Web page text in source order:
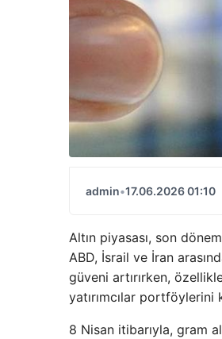
admin•17.06.2026 01:10
Altın piyasası, son
ABD, İsrail ve İran
güveni artırırken,
yatırımcılar
8 Nisan itibarıyla, gram